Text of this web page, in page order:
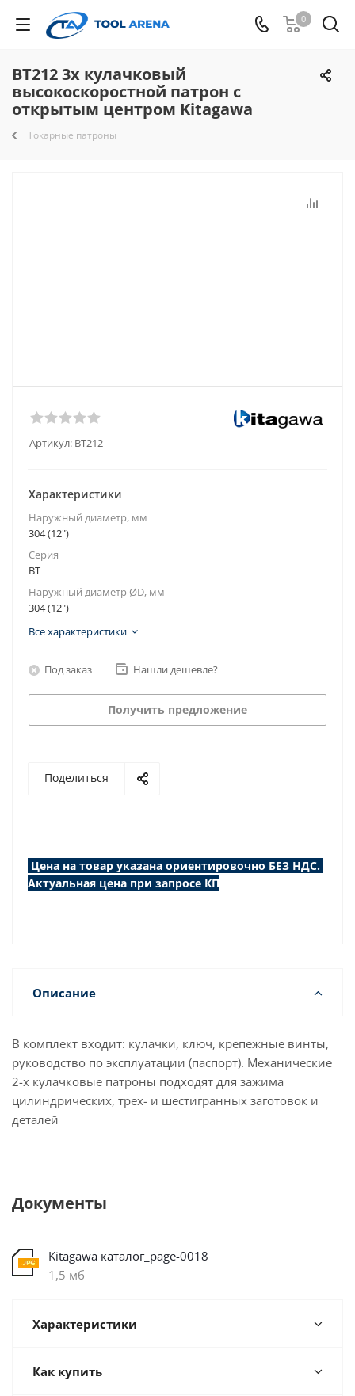
0
BT212 3х кулачковый
высокоскоростной патрон с
открытым центром Kitagawa
Токарные патроны
Артикул: BT212
Характеристики
Наружный диаметр, мм
304 (12")
Серия
BT
Наружный диаметр ØD, мм
304 (12")
Все характеристики
Под заказ Нашли дешевле?
Получить предложение
Поделиться
Цена на товар указана ориентировочно БЕЗ НДС.
Актуальная цена при запросе КП
Описание
В комплект входит: кулачки, ключ, крепежные винты,
руководство по эксплуатации (паспорт). Механические
2-х кулачковые патроны подходят для зажима
цилиндрических, трех- и шестигранных заготовок и
деталей
Документы
Kitagawa каталог_page-0018
1,5 мб
Характеристики
Как купить